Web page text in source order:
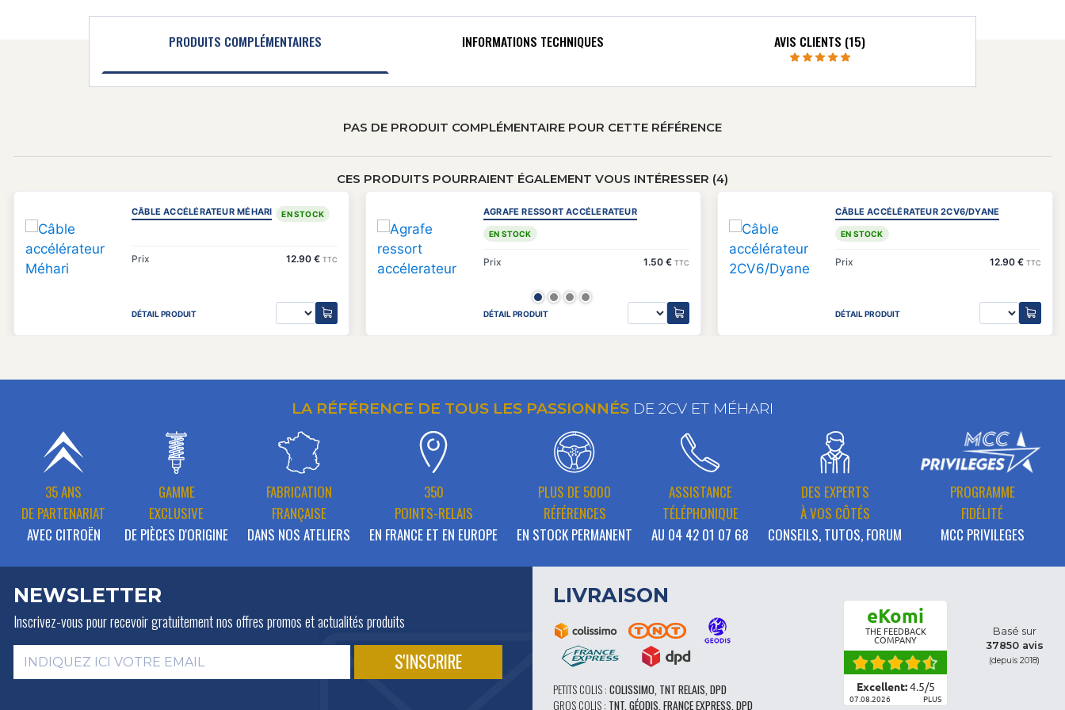
PRODUITS COMPLÉMENTAIRES INFORMATIONS TECHNIQUES AVIS CLIENTS (15)
PAS DE PRODUIT COMPLÉMENTAIRE POUR CETTE RÉFÉRENCE
CES PRODUITS POURRAIENT ÉGALEMENT VOUS INTÉRESSER (4)
CÂBLE ACCÉLÉRATEUR MÉHARI EN STOCK
Prix 12.90 € TTC
DÉTAIL PRODUIT
AGRAFE RESSORT ACCÉLERATEUR
EN STOCK
Prix 1.50 € TTC
DÉTAIL PRODUIT
CÂBLE ACCÉLÉRATEUR 2CV6/DYANE
EN STOCK
Prix 12.90 € TTC
DÉTAIL PRODUIT
LA RÉFÉRENCE DE TOUS LES PASSIONNÉS DE 2CV ET MÉHARI
35 ANS
DE PARTENARIAT
AVEC CITROËN
GAMME
EXCLUSIVE
DE PIÈCES D'ORIGINE
FABRICATION
FRANÇAISE
DANS NOS ATELIERS
350
POINTS-RELAIS
EN FRANCE ET EN EUROPE
PLUS DE 5000
RÉFÉRENCES
EN STOCK PERMANENT
ASSISTANCE
TÉLÉPHONIQUE
AU 04 42 01 07 68
DES EXPERTS
À VOS CÔTÉS
CONSEILS, TUTOS, FORUM
PROGRAMME
FIDÉLITÉ
MCC PRIVILEGES
NEWSLETTER
Inscrivez-vous pour recevoir gratuitementnos offres promos et actualités produits
LIVRAISON
PETITS COLIS : COLISSIMO, TNT RELAIS, DPD
GROS COLIS : TNT, GÉODIS, FRANCE EXPRESS, DPD
eKomi
THE FEEDBACK
COMPANY
Excellent:4.5/5
07.08.2026 PLUS
Basé sur
37850 avis
(depuis 2018)